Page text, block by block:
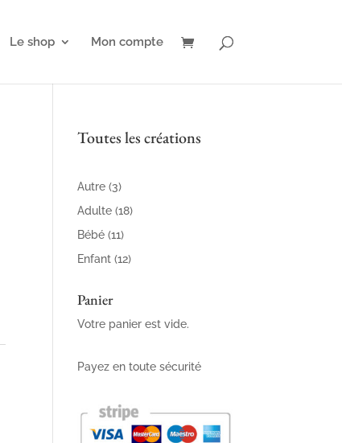
Le shop Mon compte
Toutes les créations
Autre 33
produits
Adulte 1818
Bébé 1111
produits
Enfant 1212
Panier
Votre panier est vide.
Payez en toute sécurité